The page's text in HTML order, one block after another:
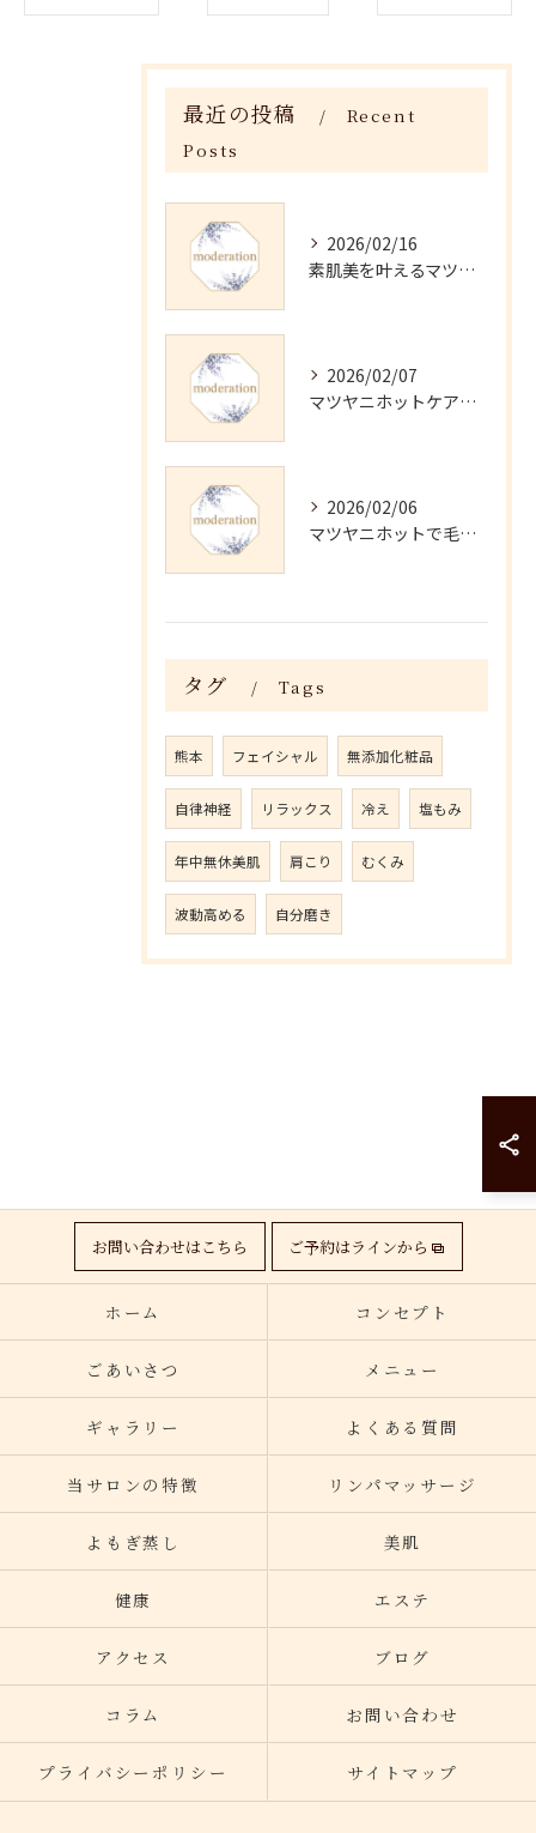
最近の投稿
Recent
Posts
2026/02/16
素肌美を叶えるマツヤニホットセラピーの効果
2026/02/07
マツヤニホットケアの正しい使い方と継続法
2026/02/06
マツヤニホットで毛穴・くすみ改善術
タグ Tags
熊本 フェイシャル 無添加化粧品
自律神経 リラックス 冷え 塩もみ
年中無休美肌 肩こり むくみ
波動高める 自分磨き
お問い合わせはこちら ご予約はラインから
ホーム コンセプト
ごあいさつ メニュー
ギャラリー よくある質問
当サロンの特徴 リンパマッサージ
よもぎ蒸し 美肌
健康 エステ
アクセス ブログ
コラム お問い合わせ
プライバシーポリシー サイトマップ